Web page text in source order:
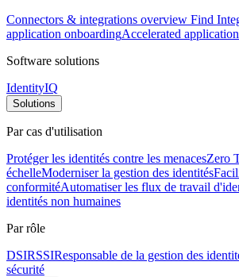
Connectors & integrations overview Find
application onboardingAccelerated
Software solutions
IdentityIQ
Solutions
Par cas d'utilisation
Protéger les identités contre les menacesZero
échelleModerniser la gestion des identités
conformitéAutomatiser les flux de travail
identités non humaines
Par rôle
DSIRSSIResponsable de la gestion des
sécurité